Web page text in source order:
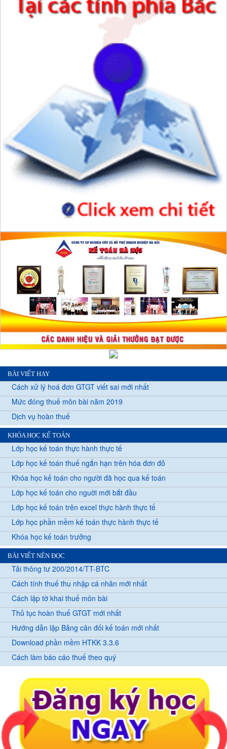
BÀI VIẾT HAY
Cách xử lý hoá đơn GTGT viết sai mới nhất
Mức đóng thuế môn bài năm 2019
Dịch vụ hoàn thuế
KHÓA HỌC KẾ TOÁN
Lớp học kế toán thực hành thực tế
Lớp học kế toán thuế ngắn hạn trên hóa đơn đỏ
Khóa học kế toán cho người đã học qua kế toán
Lớp học kế toán cho nguời mới bắt đầu
Lớp học kế toán trên excel thực hành thực tế
Lớp học phần mềm kế toán thực hành thực tế
Khóa học kế toán trưởng
BÀI VIẾT NÊN ĐỌC
Tải thông tư 200/2014/TT-BTC
Cách tính thuế thu nhập cá nhân mới nhất
Cách lập tờ khai thuế môn bài
Thủ tục hoàn thuế GTGT mới nhất
Hướng dẫn lập Bảng cân đối kế toán mới nhất
Download phần mềm HTKK 3.3.6
Cách làm báo cáo thuế theo quý